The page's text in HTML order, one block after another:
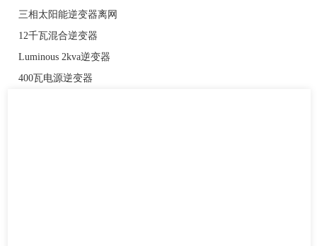
三相太阳能逆变器离网
12千瓦混合逆变器
Luminous 2kva逆变器
400瓦电源逆变器